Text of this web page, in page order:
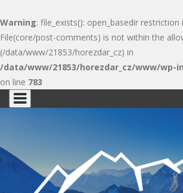
Warning: file_exists(): open_basedir restriction
File(core/post-comments) is not within the
(/data/www/21853/horezdar_cz) in
/data/www/21853/horezdar_cz/www/wp-
on line 783
Skip
to